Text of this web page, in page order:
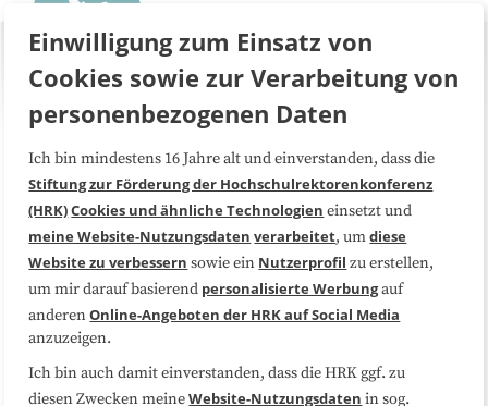
Über uns FAQ
Medienarbeit Kooperationen
Datenschutzerklärung Impressum
Sitemap
Einwilligung zum Einsatz von
Cookies sowie zur Verarbeitung von
personenbezogenen Daten
Ich bin mindestens 16 Jahre alt und einverstanden, dass die
Stiftung zur Förderung der Hochschulrektorenkonferenz
(HRK)Cookies und ähnliche Technologien einsetzt und
meine Website-Nutzungsdaten verarbeitet, umdiese
Website zu verbessern sowie ein Nutzerprofil zu erstellen,
um mir darauf basierend personalisierte Werbungauf
anderenOnline-Angeboten der HRK auf Social Media
anzuzeigen.
Ich bin auch damit einverstanden, dass die HRK ggf. zu
diesen Zwecken meineWebsite-Nutzungsdaten in sog.